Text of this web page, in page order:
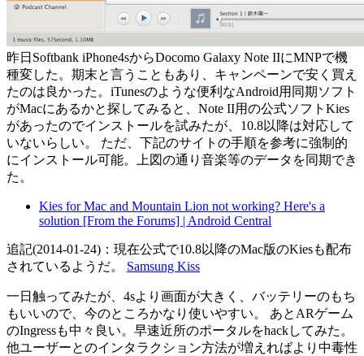
昨日Softbank iPhone4sからDocomo Galaxy Note IIにMNPで機
種変した。期末と言うこともあり、キャンペーンで安く買え
たのは良かった。iTunesのような便利なAndroid用同期ソフト
がMacにあるかと探してみると、Note II用の公式ソフトKies
があったのでインストールを試みたが、10.8以降は対応して
いないらしい。 ただ、下記のサイトの手順を参考に強制的
にインストール可能。上図の通り音楽等のデータを同期でき
た。
Kies for Mac and Mountain Lion not working? Here's a
solution [From the Forums] | Android Central
追記(2014-01-24)：現在公式で10.8以降のMac版のKiesも配布
されているようだ。 Samsung Kiss
一日触ってみたが、4sより画面が大きく、バッテリーのもち
もいいので、今のところかなり使いやすい。 あとARゲーム
のIngressも中々良い。早速近所のポータルをhackしてみた。
他ユーザーとのインタラクション方法が増えればより中毒性